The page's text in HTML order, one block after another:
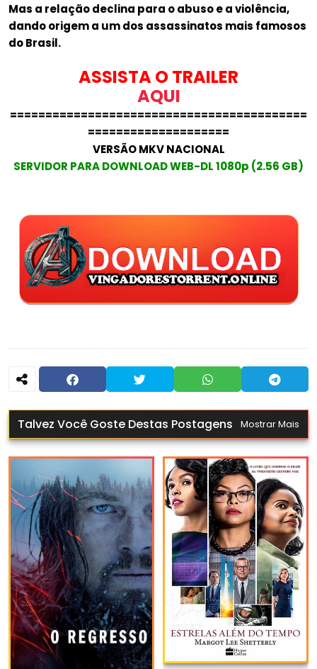
Mas a relação declina para o abuso e a violência,
dando origem a um dos assassinatos mais famosos
do Brasil.
ASSISTA O TRAILER
AQUI
==========================================
====================
VERSÃO MKV NACIONAL
SERVIDOR PARA DOWNLOAD WEB-DL 1080p (2.56 GB)
Talvez Você Goste Destas Postagens Mostrar Mais